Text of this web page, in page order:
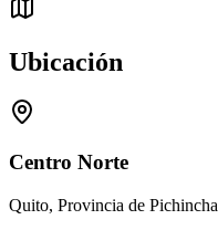
Ubicación
Centro Norte
Quito, Provincia de Pichincha